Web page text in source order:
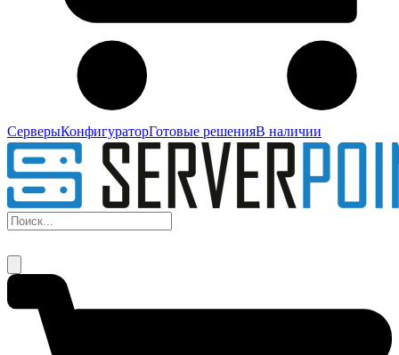
СерверыКонфигураторГотовые решенияВ наличии